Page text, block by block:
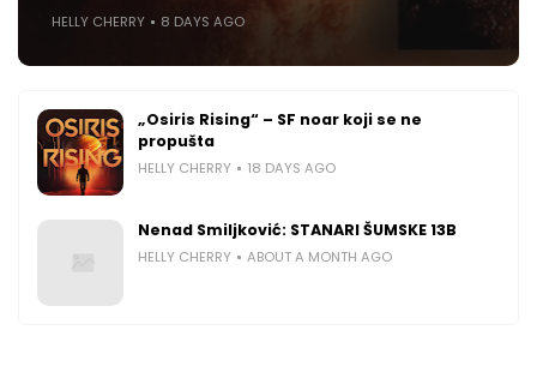
HELLY CHERRY 8 DAYS AGO
„Osiris Rising“ – SF noar koji se ne
propušta
HELLY CHERRY 18 DAYS AGO
Nenad Smiljković: STANARI ŠUMSKE 13B
HELLY CHERRY ABOUT A MONTH AGO